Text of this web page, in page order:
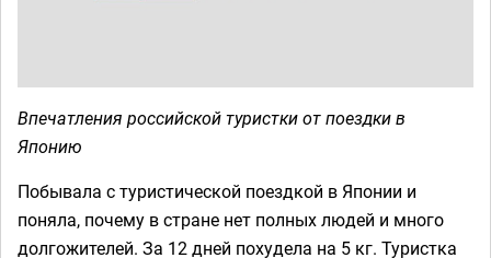
Впечатления российской туристки от поездки в
Японию
Побывала с туристической поездкой в Японии и
поняла, почему в стране нет полных людей и много
долгожителей. За 12 дней похудела на 5 кг. Туристка